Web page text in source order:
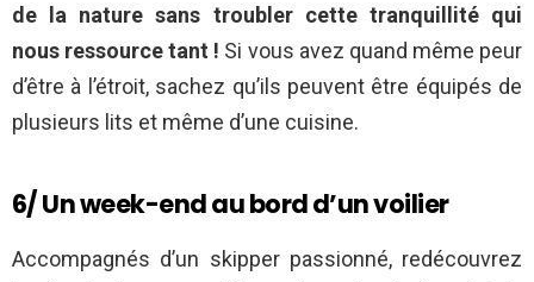
de la nature sans troubler cette tranquillité qui
nous ressource tant ! Si vous avez quand même peur
d’être à l’étroit, sachez qu’ils peuvent être équipés de
plusieurs lits et même d’une cuisine.
6/ Un week-end au bord d’un voilier
Accompagnés d’un skipper passionné, redécouvrez